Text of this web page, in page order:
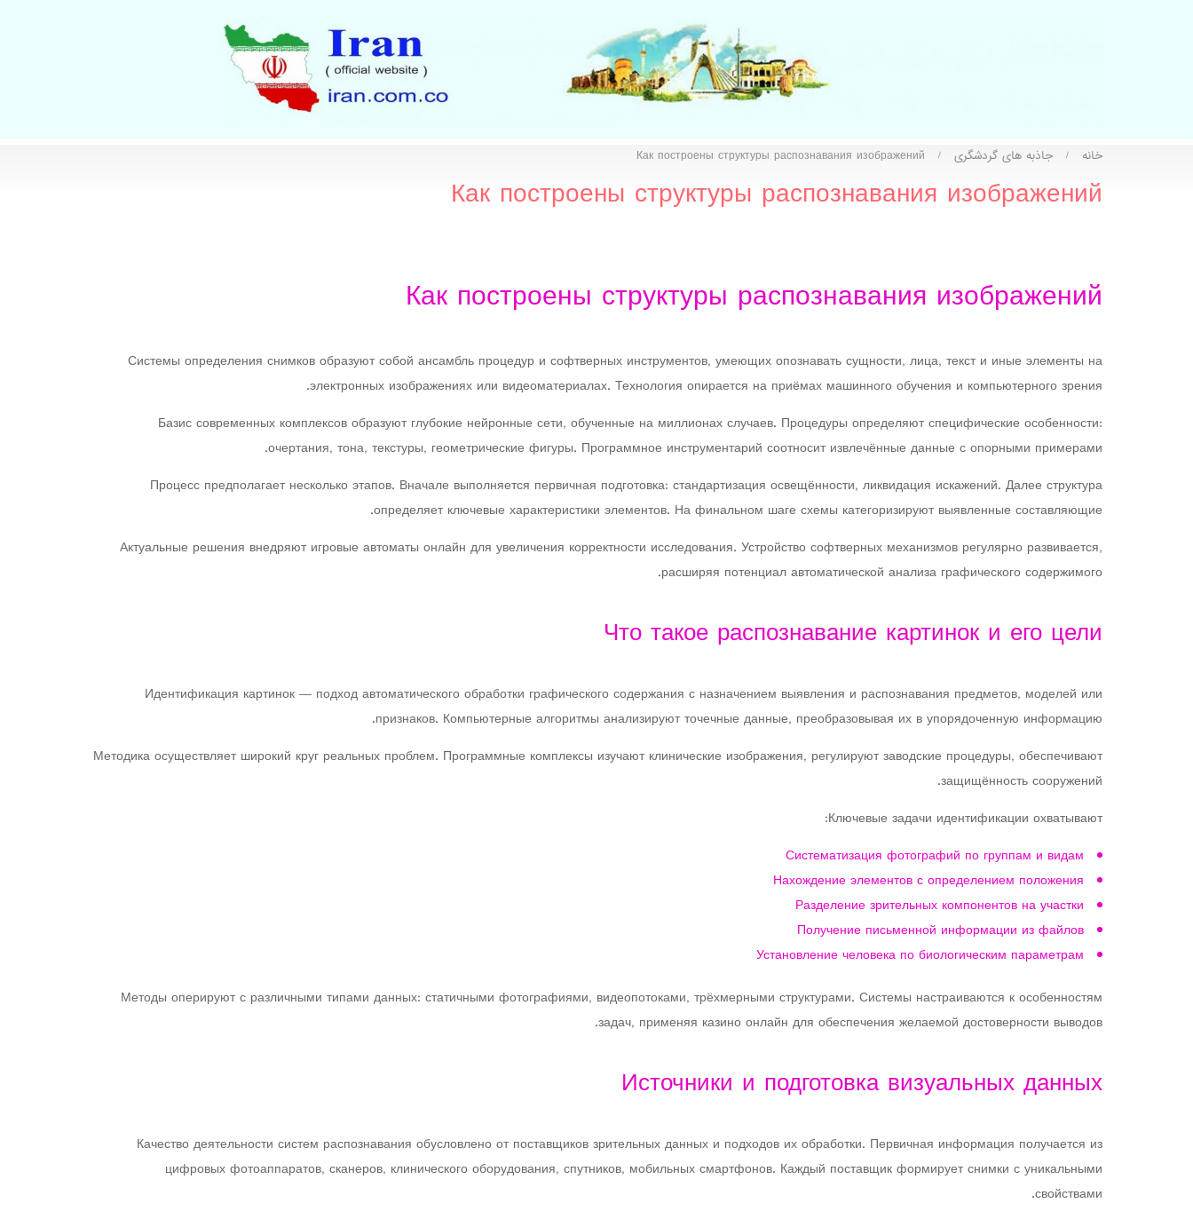
خانه / جاذبه های گردشگری /
Как построены структуры распознавания изображений
Как построены структуры распознавания изображений
Как построены структуры распознавания изображений
Системы определения снимков образуют собой ансамбль процедур и софтверных инструментов, умеющих опознавать сущности, лица, текст и иные элементы на
электронных изображениях или видеоматериалах. Технология опирается на приёмах машинного обучения и компьютерного зрения.
Базис современных комплексов образуют глубокие нейронные сети, обученные на миллионах случаев. Процедуры определяют специфические особенности:
очертания, тона, текстуры, геометрические фигуры. Программное инструментарий соотносит извлечённые данные с опорными примерами.
Процесс предполагает несколько этапов. Вначале выполняется первичная подготовка: стандартизация освещённости, ликвидация искажений. Далее структура
определяет ключевые характеристики элементов. На финальном шаге схемы категоризируют выявленные составляющие.
Актуальные решения внедряют игровые автоматы онлайн для увеличения корректности исследования. Устройство софтверных механизмов регулярно развивается,
расширяя потенциал автоматической анализа графического содержимого.
Что такое распознавание картинок и его цели
Идентификация картинок — подход автоматического обработки графического содержания с назначением выявления и распознавания предметов, моделей или
признаков. Компьютерные алгоритмы анализируют точечные данные, преобразовывая их в упорядоченную информацию.
Методика осуществляет широкий круг реальных проблем. Программные комплексы изучают клинические изображения, регулируют заводские процедуры, обеспечивают
защищённость сооружений.
Ключевые задачи идентификации охватывают:
Систематизация фотографий по группам и видам
Нахождение элементов с определением положения
Разделение зрительных компонентов на участки
Получение письменной информации из файлов
Установление человека по биологическим параметрам
Методы оперируют с различными типами данных: статичными фотографиями, видеопотоками, трёхмерными структурами. Системы настраиваются к особенностям
задач, применяя казино онлайн для обеспечения желаемой достоверности выводов.
Источники и подготовка визуальных данных
Качество деятельности систем распознавания обусловлено от поставщиков зрительных данных и подходов их обработки. Первичная информация получается из
цифровых фотоаппаратов, сканеров, клинического оборудования, спутников, мобильных смартфонов. Каждый поставщик формирует снимки с уникальными
свойствами.